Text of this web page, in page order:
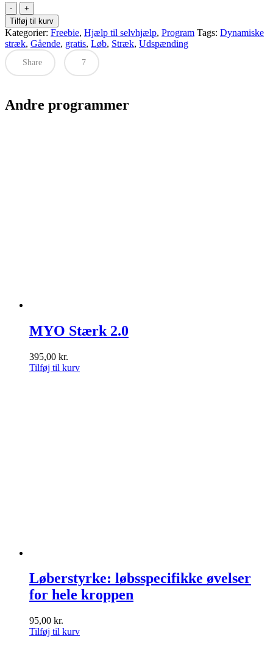
Dynamiske
Stræk
antal
Tilføj til kurv
Kategorier: Freebie, Hjælp til selvhjælp, Program Tags: Dynamiske
stræk, Gående, gratis, Løb, Stræk, Udspænding
Share 7
Andre programmer
MYO Stærk 2.0
395,00 kr.
Tilføj til kurv
Løberstyrke: løbsspecifikke øvelser
for hele kroppen
95,00 kr.
Tilføj til kurv